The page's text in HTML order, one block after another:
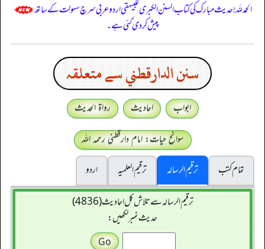
الحمدللہ! حدیث مبارک کی کتاب السنن الكبرى للبيهقي اردو عربی سرچ سہولت کے ساتھ
پیش کر دی گئی ہے۔
سنن الدارقطني سے متعلقہ
ابواب احادیث
رواۃ الحدیث
سوانح حیات: امام دارقطنی رحمہ اللہ
تمام کتب
ترقیم الرسالہ ترقیم العلمیہ
اردو
ترقیم الرسالہ سے تلاش کل احادیث (4836)
حدیث نمبر لکھیں: